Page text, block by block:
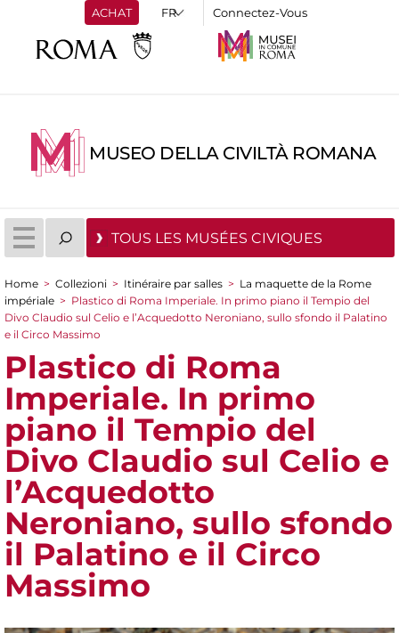
ACHAT Connectez-Vous
MUSEO DELLA CIVILTÀ ROMANA
TOUS LES MUSÉES CIVIQUES
You are here
Home > Collezioni > Itinéraire par salles > La maquette de la Rome
impériale > Plastico di Roma Imperiale. In primo piano il Tempio del
Divo Claudio sul Celio e l’Acquedotto Neroniano, sullo sfondo il Palatino
e il Circo Massimo
Plastico di Roma
Imperiale. In primo
piano il Tempio del
Divo Claudio sul Celio e
l’Acquedotto
Neroniano, sullo sfondo
il Palatino e il Circo
Massimo